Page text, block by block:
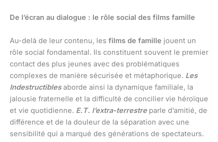
De l’écran au dialogue : le rôle social des films famille
Au-delà de leur contenu, les films de famille jouent un
rôle social fondamental. Ils constituent souvent le premier
contact des plus jeunes avec des problématiques
complexes de manière sécurisée et métaphorique. Les
Indestructiblesaborde ainsi la dynamique familiale, la
jalousie fraternelle et la difficulté de concilier vie héroïque
et vie quotidienne. E.T. l’extra-terrestreparle d’amitié, de
différence et de la douleur de la séparation avec une
sensibilité qui a marqué des générations de spectateurs.